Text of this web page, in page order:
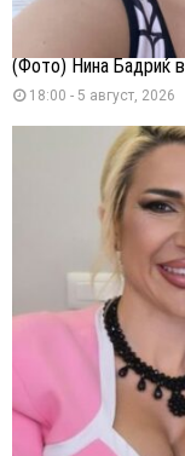
(Фото) Нина Бадриќ
18:00 - 5 август, 2026